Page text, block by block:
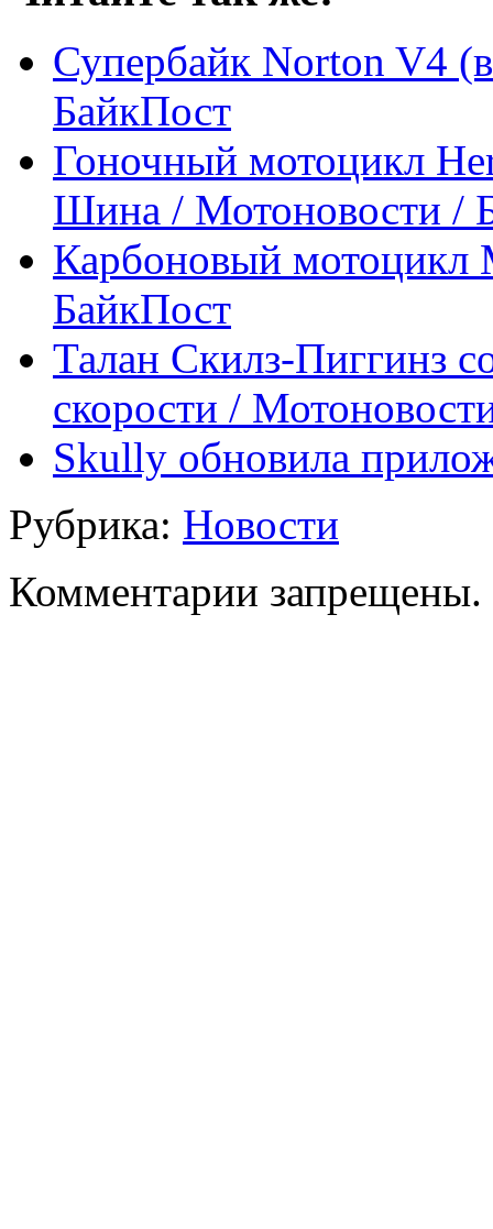
Супербайк Norton V4
БайкПост
Гоночный мотоцикл
Шина / Мотоновости /
Карбоновый мотоцикл
БайкПост
Талан Скилз-Пиггинз
скорости /
Skully обновила
Рубрика: Новости
Комментарии запрещены.